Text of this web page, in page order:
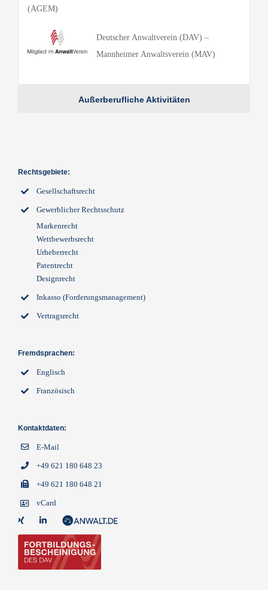
(AGEM)
Deutscher Anwaltverein (DAV) –
Mannheimer Anwaltsverein (MAV)
Außerberufliche Aktivitäten
Rechtsgebiete:
Gesellschaftsrecht
Gewerblicher Rechtsschutz
Markenrecht
Wettbewerbsrecht
Urheberrecht
Patentrecht
Designrecht
Inkasso (Forderungsmanagement)
Vertragsrecht
Fremdsprachen:
Englisch
Französisch
Kontaktdaten:
E-Mail
+49 621 180 648 23
+49 621 180 648 21
vCard